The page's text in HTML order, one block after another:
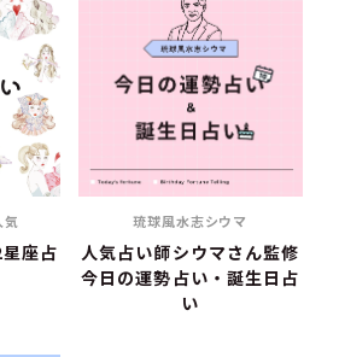
座占
琉球風水志シウマ
人気占い師シウマさん監修
今日の運勢占い・誕生日占
い